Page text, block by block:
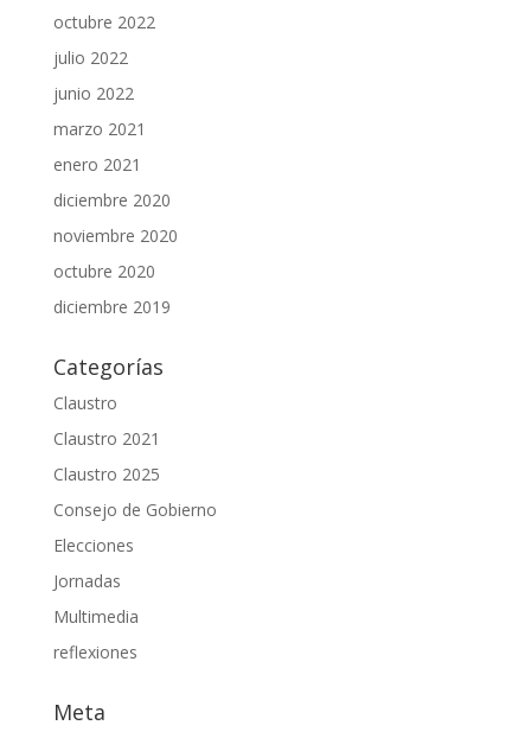
octubre 2022
julio 2022
junio 2022
marzo 2021
enero 2021
diciembre 2020
noviembre 2020
octubre 2020
diciembre 2019
Categorías
Claustro
Claustro 2021
Claustro 2025
Consejo de Gobierno
Elecciones
Jornadas
Multimedia
reflexiones
Meta